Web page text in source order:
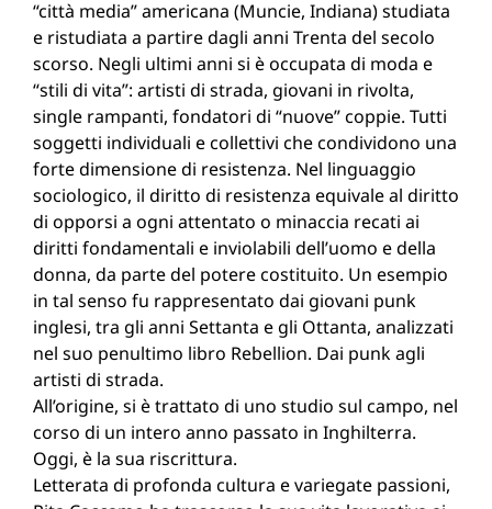
“città media” americana (Muncie, Indiana) studiata
e ristudiata a partire dagli anni Trenta del secolo
scorso. Negli ultimi anni si è occupata di moda e
“stili di vita”: artisti di strada, giovani in rivolta,
single rampanti, fondatori di “nuove” coppie. Tutti
soggetti individuali e collettivi che condividono una
forte dimensione di resistenza. Nel linguaggio
sociologico, il diritto di resistenza equivale al diritto
di opporsi a ogni attentato o minaccia recati ai
diritti fondamentali e inviolabili dell’uomo e della
donna, da parte del potere costituito. Un esempio
in tal senso fu rappresentato dai giovani punk
inglesi, tra gli anni Settanta e gli Ottanta, analizzati
nel suo penultimo libro Rebellion. Dai punk agli
artisti di strada.
All’origine, si è trattato di uno studio sul campo, nel
corso di un intero anno passato in Inghilterra.
Oggi, è la sua riscrittura.
Letterata di profonda cultura e variegate passioni,